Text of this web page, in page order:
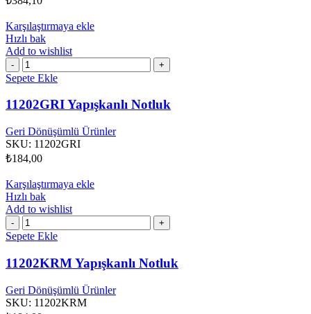
Karşılaştırmaya ekle
Hızlı bak
Add to wishlist
11202GRI
Yapışkanlı
adet
Sepete Ekle
11202GRI Yapışkanlı Notluk
Geri Dönüşümlü Ürünler
SKU: 11202GRI
₺184,00
Karşılaştırmaya ekle
Hızlı bak
Add to wishlist
11202KRM
Yapışkanlı
adet
Sepete Ekle
11202KRM Yapışkanlı Notluk
Geri Dönüşümlü Ürünler
SKU: 11202KRM